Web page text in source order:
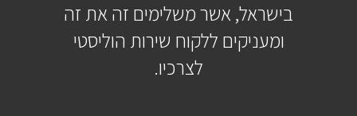
בישראל, אשר משלימים זה את זה
ומעניקים ללקוח שירות הוליסטי
לצרכיו.